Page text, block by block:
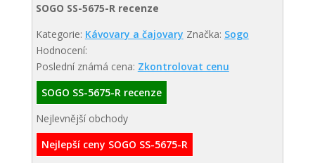
SOGO SS-5675-R recenze
Kategorie: Kávovary a čajovary Značka: Sogo
Hodnocení:
Poslední známá cena: Zkontrolovat cenu
SOGO SS-5675-R recenze
Nejlevnější obchody
Nejlepší ceny SOGO SS-5675-R